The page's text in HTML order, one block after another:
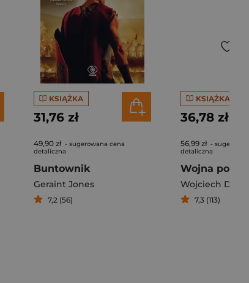
KSIĄŻKA
31,76 zł
49,90 zł - sugerowana cena
detaliczna
Buntownik
Geraint Jones
7,2 (56)
KSIĄŻKA
36,78 zł
56,99 zł -
detaliczna
Wojna
Wojciech
7,3 (113)